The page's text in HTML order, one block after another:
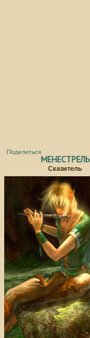
Поделиться
МЕНЕСТРЕЛЬ
Сказитель